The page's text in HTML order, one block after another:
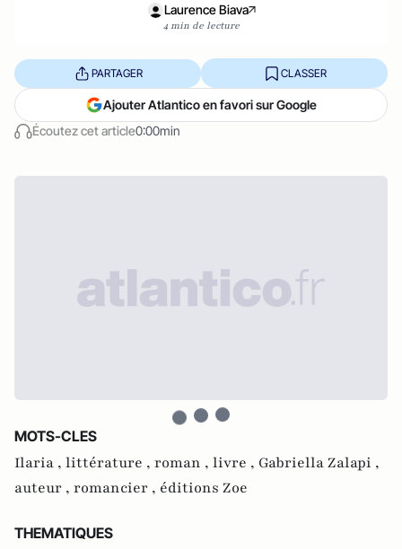
Laurence Biava
4 min de lecture
Écoutez cet article0:00min
PARTAGER CLASSER
Ajouter Atlantico en favori sur Google
MOTS-CLES
Ilaria , littérature , roman , livre , Gabriella Zalapi ,
auteur , romancier , éditions Zoe
THEMATIQUES